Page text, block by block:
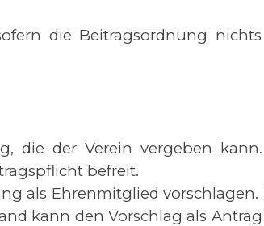
die Beitragsordnung
die der Verein vergeben
befreit.
als Ehrenmitglied
kann den Vorschlag als